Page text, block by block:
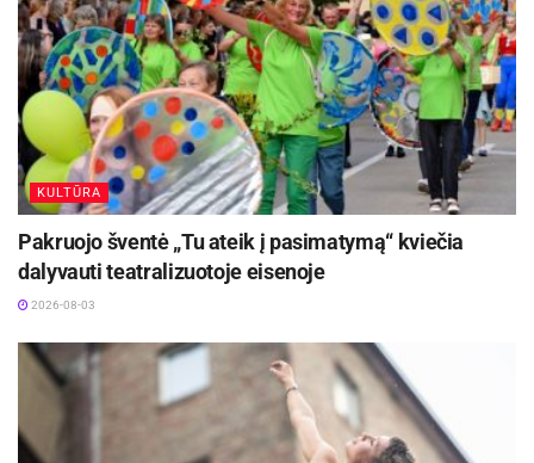
KULTŪRA
Pakruojo šventė „Tu ateik į pasimatymą“ kviečia
dalyvauti teatralizuotoje eisenoje
2026-08-03